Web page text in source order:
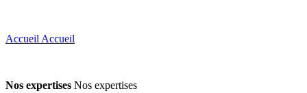
Accueil Accueil
Nos expertises Nos expertises